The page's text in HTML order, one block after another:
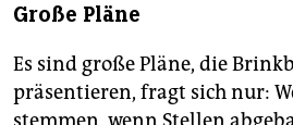
Große Pläne
Es sind große Pläne, die
präsentieren, fragt sich nur: